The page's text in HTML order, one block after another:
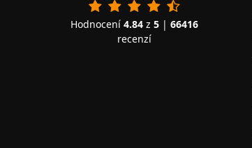
Hodnocení 4.84z 5| 66416
recenzí